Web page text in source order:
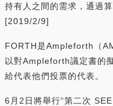
持有人之間的需求，通過
[2019/2/9]
FORTH是Ampleforth（
以對Ampleforth議定書的
給代表他們投票的代表。
6月2日將舉行“第二次